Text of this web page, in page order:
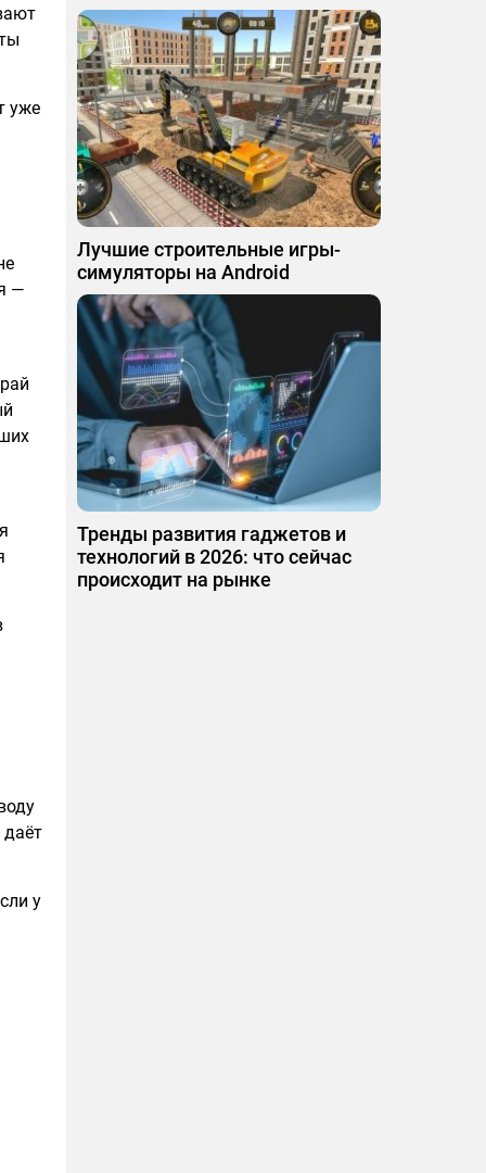
уже
—
у
Лучшие строительные игры-
симуляторы на Android
Тренды развития гаджетов и
технологий в 2026: что сейчас
происходит на рынке